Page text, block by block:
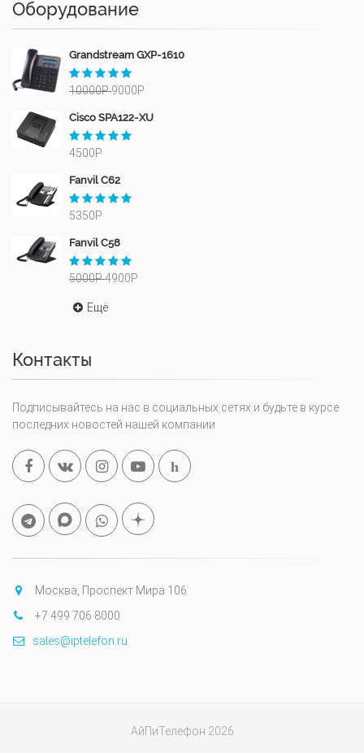
Оборудование
Grandstream GXP-1610
10000Р9000Р
Cisco SPA122-XU
4500Р
Fanvil C62
5350Р
Fanvil C58
5000Р4900Р
Ещё
Контакты
Подписывайтесь на нас в социальных сетях и будьте в курсе
последних новостей нашей компании
h
Москва, Проспект Мира 106
+7 499 706 8000
sales@iptelefon.ru
АйПиТелефон 2026